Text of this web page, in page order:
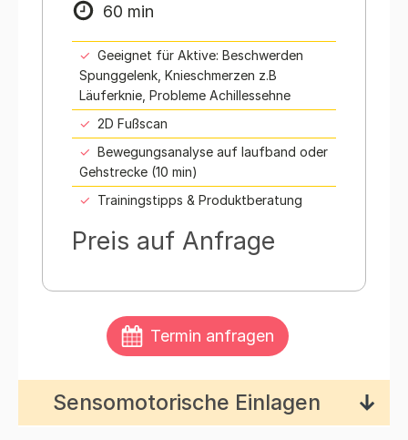
60 min
Geeignet für Aktive: Beschwerden
Spunggelenk, Knieschmerzen z.B
Läuferknie, Probleme Achillessehne
2D Fußscan
Bewegungsanalyse auf laufband oder
Gehstrecke (10 min)
Trainingstipps & Produktberatung
Preis auf Anfrage
Termin anfragen
Sensomotorische Einlagen